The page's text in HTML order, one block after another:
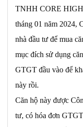
TNHH CORE HIGH
tháng 01 năm 2024,
nhà đầu tư để mua
mục đích sử dụng
GTGT đầu vào để
này rồi.
Căn hộ này được
tư, có hóa đơn